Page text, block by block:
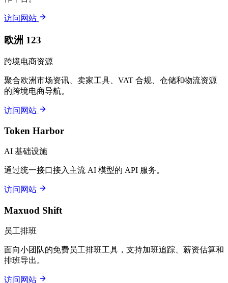
访问网站
欧洲 123
跨境电商资源
聚合欧洲市场资讯、卖家工具、VAT 合规、仓储和物流资源
的跨境电商导航。
访问网站
Token Harbor
AI 基础设施
通过统一接口接入主流 AI 模型的 API 服务。
访问网站
Maxuod Shift
员工排班
面向小团队的免费员工排班工具，支持加班追踪、薪资估算和
排班导出。
访问网站